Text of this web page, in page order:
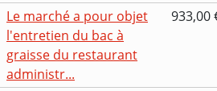
Le marché a pour objet
l'entretien du bac à
graisse du restaurant
administr...
933,00